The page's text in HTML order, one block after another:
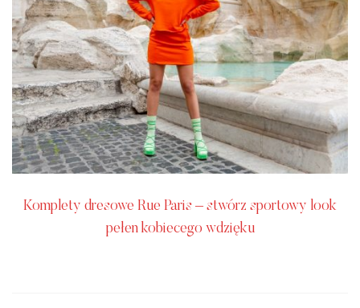
Komplety dresowe Rue Paris – stwórz sportowy look
pełen kobiecego wdzięku